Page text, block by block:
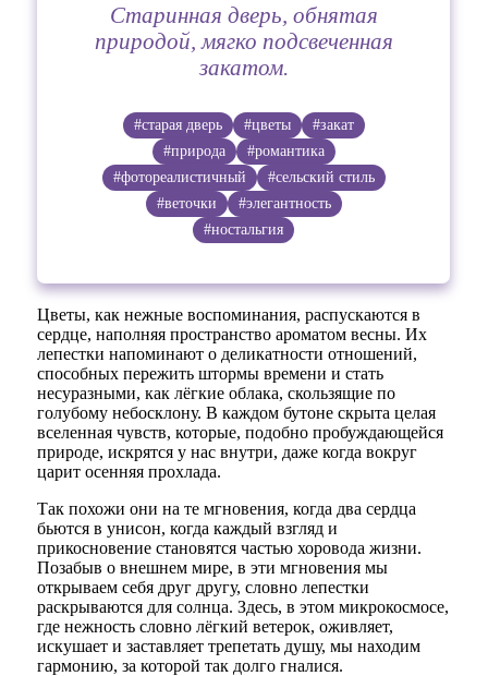
Старинная дверь, обнятая
природой, мягко подсвеченная
закатом.
#старая дверь #цветы
#закат
#природа
#романтика
#фотореалистичный
#сельский стиль
#веточки
#элегантность
#ностальгия
Цветы, как нежные воспоминания, распускаются в
сердце, наполняя пространство ароматом весны. Их
лепестки напоминают о деликатности отношений,
способных пережить штормы времени и стать
несуразными, как лёгкие облака, скользящие по
голубому небосклону. В каждом бутоне скрыта целая
вселенная чувств, которые, подобно пробуждающейся
природе, искрятся у нас внутри, даже когда вокруг
царит осенняя прохлада.
Так похожи они на те мгновения, когда два сердца
бьются в унисон, когда каждый взгляд и
прикосновение становятся частью хоровода жизни.
Позабыв о внешнем мире, в эти мгновения мы
открываем себя друг другу, словно лепестки
раскрываются для солнца. Здесь, в этом микрокосмосе,
где нежность словно лёгкий ветерок, оживляет,
искушает и заставляет трепетать душу, мы находим
гармонию, за которой так долго гналися.